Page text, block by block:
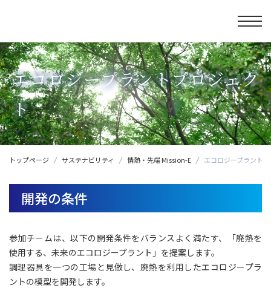
エコロジープラントプロジェク
ト
トップページ サステナビリティ 情熱・先端 Mission-E エコロジープラント
開発の条件
参加チームは、以下の開発条件をバランスよく満たす、「廃熱を
使用する、未来のエコロジープラント」を提案します。
調理器具を一つの工場と見做し、廃熱を利用したエコロジープラ
ントの模型を開発します。